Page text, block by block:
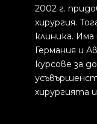
2002 г.
хирургия.
клиника. Има
Германия и
курсове за
хирургията